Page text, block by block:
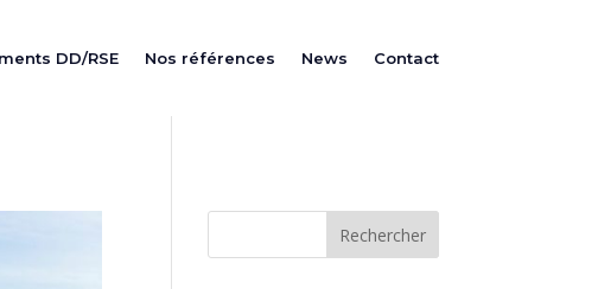
DD/RSE Nos références News Contact